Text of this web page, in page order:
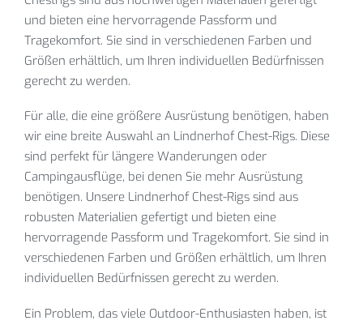
und bieten eine hervorragende Passform und
Tragekomfort. Sie sind in verschiedenen Farben und
Größen erhältlich, um Ihren individuellen Bedürfnissen
gerecht zu werden.
Für alle, die eine größere Ausrüstung benötigen, haben
wir eine breite Auswahl an Lindnerhof Chest-Rigs. Diese
sind perfekt für längere Wanderungen oder
Campingausflüge, bei denen Sie mehr Ausrüstung
benötigen. Unsere Lindnerhof Chest-Rigs sind aus
robusten Materialien gefertigt und bieten eine
hervorragende Passform und Tragekomfort. Sie sind in
verschiedenen Farben und Größen erhältlich, um Ihren
individuellen Bedürfnissen gerecht zu werden.
Ein Problem, das viele Outdoor-Enthusiasten haben, ist